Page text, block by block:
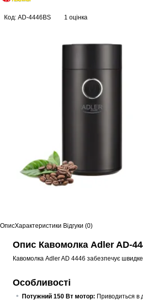
Код: AD-4446BS 1 оцінка
ОписХарактеристики Відгуки (0)
Опис Кавомолка Adler AD-
Кавомолка Adler AD 4446 забезпечує
Особливості
Потужний 150 Вт мотор: Приводиться в